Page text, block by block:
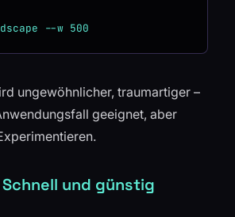
ungewöhnlicher, traumartiger –
geeignet, aber
und günstig